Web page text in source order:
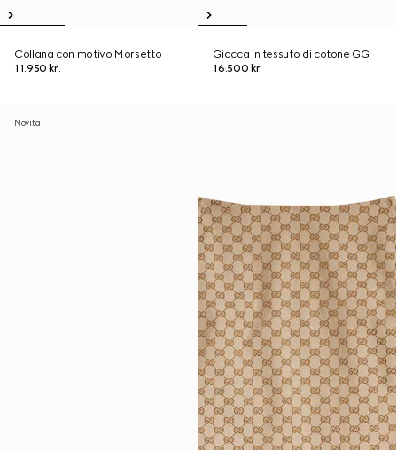
Collana con motivo Morsetto
11.950 kr.
Giacca in tessuto di cotone GG
16.500 kr.
Novità